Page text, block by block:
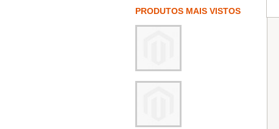
PRODUTOS MAIS VISTOS